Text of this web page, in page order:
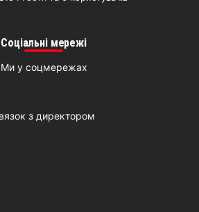
Соціальні мережі
Ми у соцмережах
з директором